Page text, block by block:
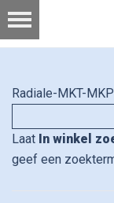
Radiale-MKT-
Laat In winkel
geef een